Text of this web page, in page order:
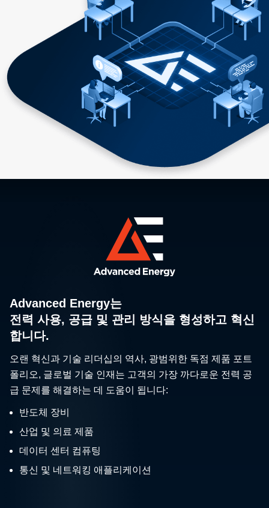
Advanced Energy는
전력 사용, 공급 및 관리 방식을 형성하고 혁신
합니다.
오랜 혁신과 기술 리더십의 역사, 광범위한 독점 제품 포트
폴리오, 글로벌 기술 인재는 고객의 가장 까다로운 전력 공
급 문제를 해결하는 데 도움이 됩니다:
반도체 장비
산업 및 의료 제품
데이터 센터 컴퓨팅
통신 및 네트워킹 애플리케이션